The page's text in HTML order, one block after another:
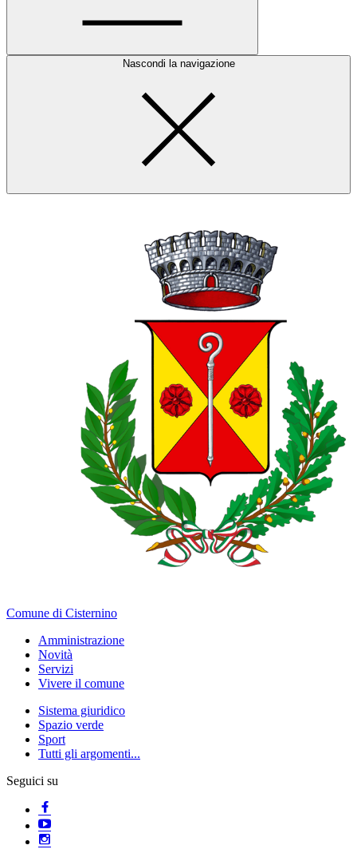
Nascondi la navigazione
Comune di Cisternino
Amministrazione
Novità
Servizi
Vivere il comune
Sistema giuridico
Spazio verde
Sport
Tutti gli argomenti...
Seguici su